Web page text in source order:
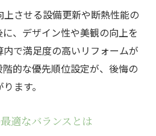
リフォームの実践ポイント
リフォームの工夫とコツ
させる設備更新や断熱性能の
、デザイン性や美観の向上を
で満足度の高いリフォームが
的な優先順位設定が、後悔の
ます。
適なバランスとは